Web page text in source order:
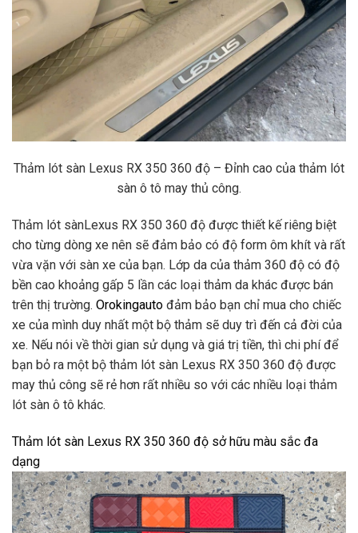
Thảm lót sàn Lexus RX 350 360 độ – Đỉnh cao của thảm lót
sàn ô tô may thủ công.
Thảm lót sànLexus RX 350 360 độ được thiết kế riêng biệt
cho từng dòng xe nên sẽ đảm bảo có độ form ôm khít và rất
vừa vặn với sàn xe của bạn. Lớp da của thảm 360 độ có độ
bền cao khoảng gấp 5 lần các loại thảm da khác được bán
trên thị trường. Orokingauto đảm bảo bạn chỉ mua cho chiếc
xe của mình duy nhất một bộ thảm sẽ duy trì đến cả đời của
xe. Nếu nói về thời gian sử dụng và giá trị tiền, thì chi phí để
bạn bỏ ra một bộ thảm lót sàn Lexus RX 350 360 độ được
may thủ công sẽ rẻ hơn rất nhiều so với các nhiều loại thảm
lót sàn ô tô khác.
Thảm lót sàn Lexus RX 350 360 độ sở hữu màu sắc đa
dạng